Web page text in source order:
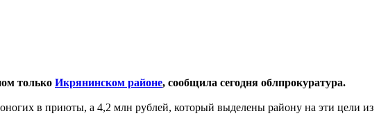
только Икрянинском районе, сообщила сегодня облпрокуратура.
в приюты, а 4,2 млн рублей, который выделены району на эти цели из